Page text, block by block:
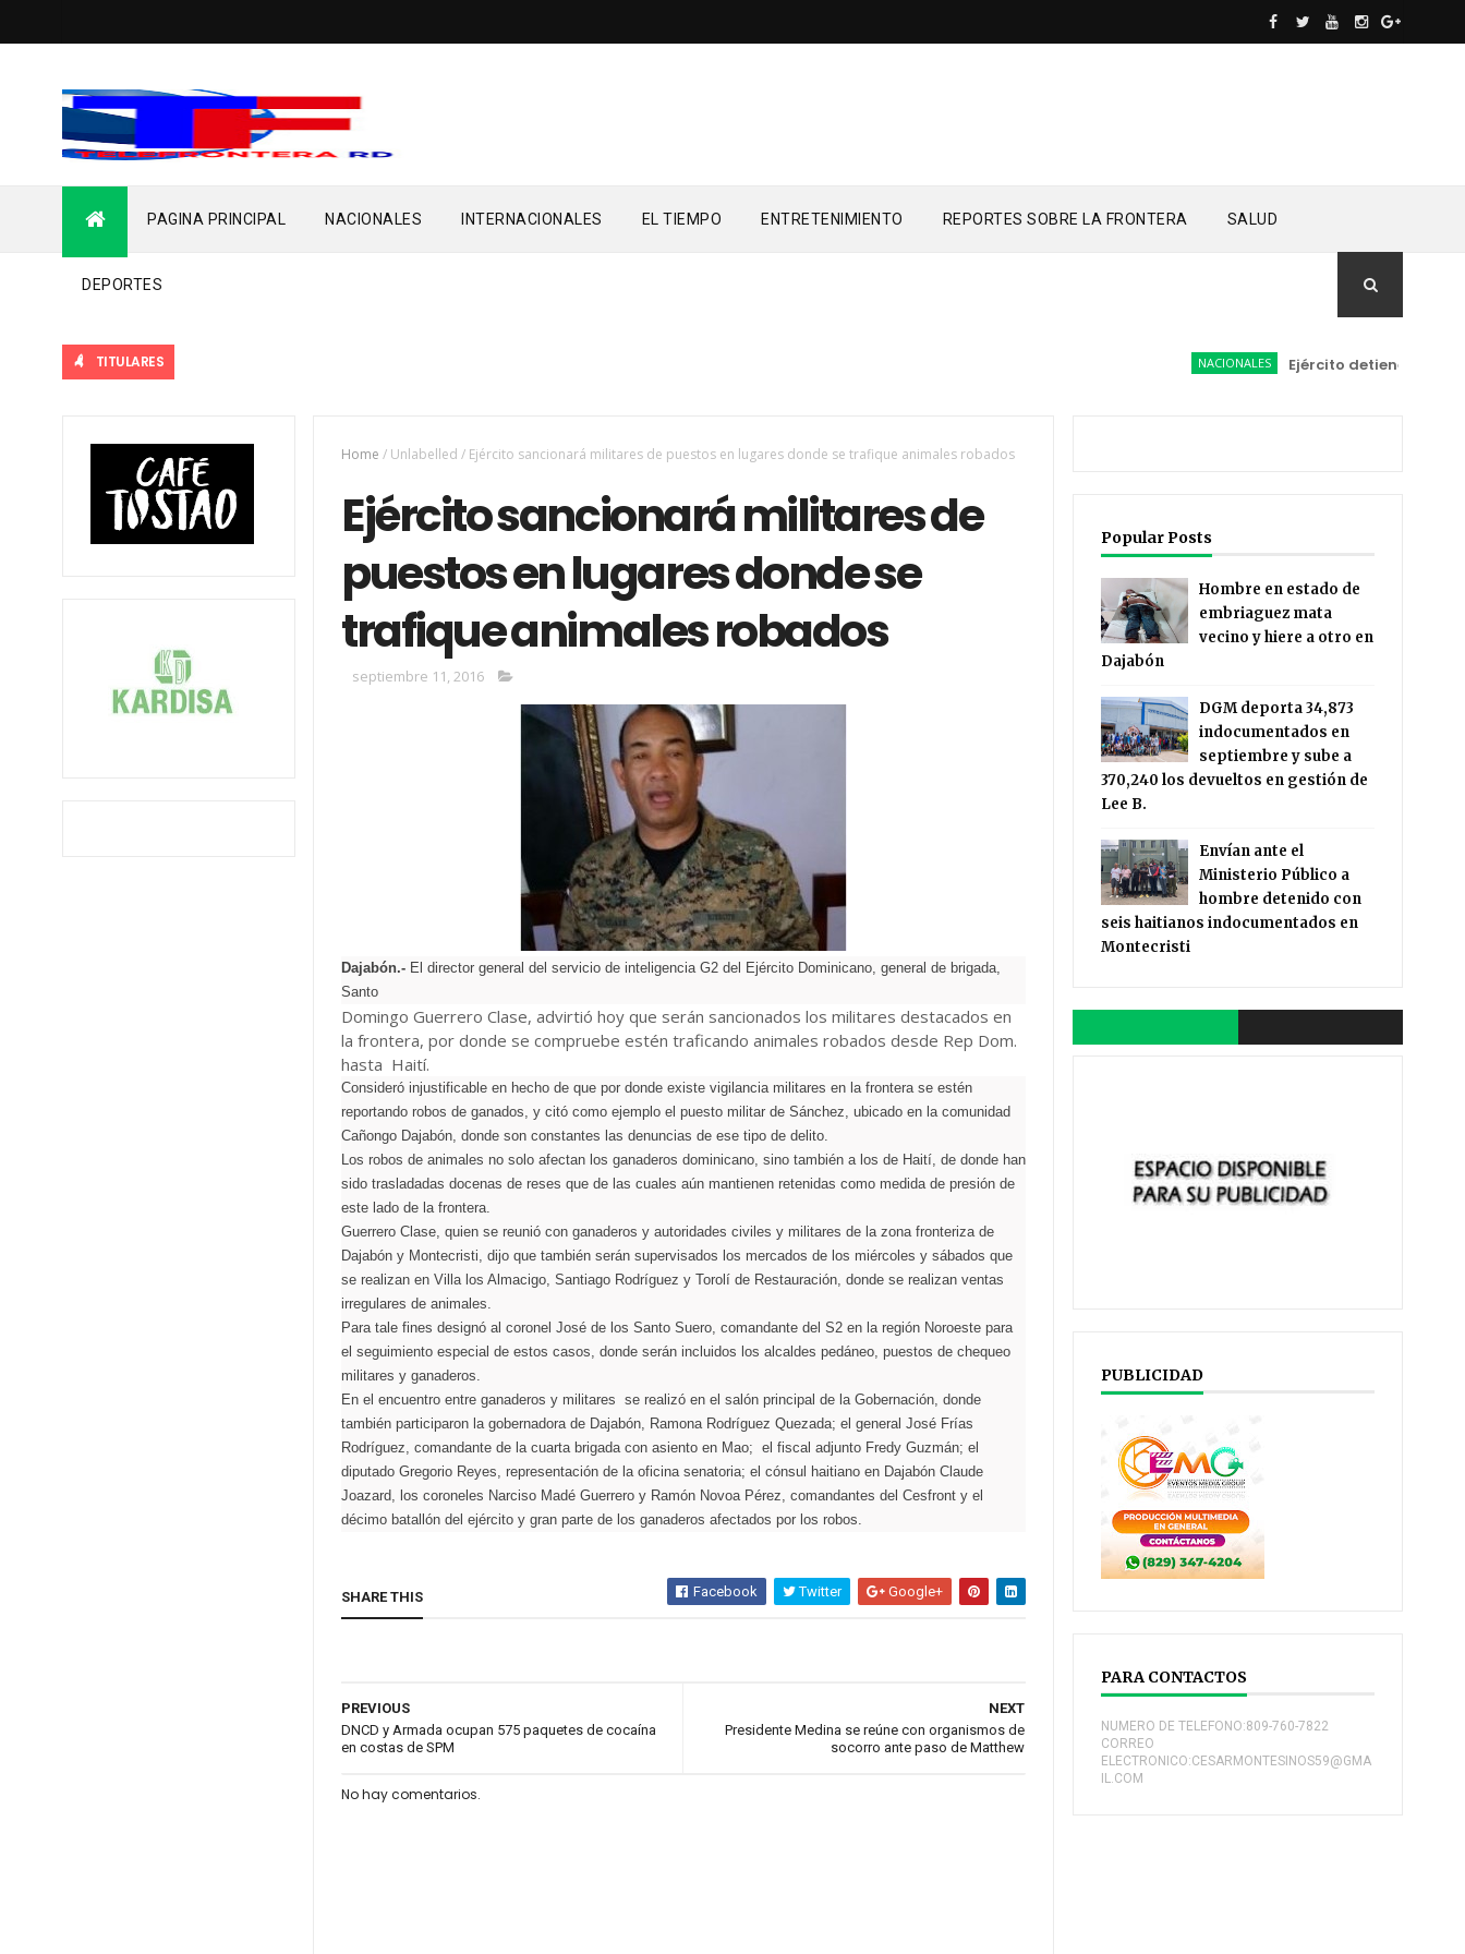
PAGINA PRINCIPAL NACIONALES INTERNACIONALES EL TIEMPO ENTRETENIMIENTO REPORTES SOBRE LA FRONTERA SALUD
DEPORTES
TITULARES NACIONALES Ejército detiene a
Home / Unlabelled/ Ejército sancionará militares de puestos en lugares donde se trafique animales robados
Ejército sancionará militares de
puestos en lugares donde se
trafique animales robados
septiembre 11, 2016
Dajabón.- El director general del servicio de inteligencia G2 del Ejército Dominicano, general de brigada,
Santo
Domingo Guerrero Clase, advirtió hoy que serán sancionados los militares destacados en
la frontera, por donde se compruebe estén traficando animales robados desde Rep Dom.
hasta Haití.
Consideró injustificable en hecho de que por donde existe vigilancia militares en la frontera se estén
reportando robos de ganados, y citó como ejemplo el puesto militar de Sánchez, ubicado en la comunidad
Cañongo Dajabón, donde son constantes las denuncias de ese tipo de delito.
Los robos de animales no solo afectan los ganaderos dominicano, sino también a los de Haití, de donde han
sido trasladadas docenas de reses que de las cuales aún mantienen retenidas como medida de presión de
este lado de la frontera.
Guerrero Clase, quien se reunió con ganaderos y autoridades civiles y militares de la zona fronteriza de
Dajabón y Montecristi, dijo que también serán supervisados los mercados de los miércoles y sábados que
se realizan en Villa los Almacigo, Santiago Rodríguez y Torolí de Restauración, donde se realizan ventas
irregulares de animales.
Para tale fines designó al coronel José de los Santo Suero, comandante del S2 en la región Noroeste para
el seguimiento especial de estos casos, donde serán incluidos los alcaldes pedáneo, puestos de chequeo
militares y ganaderos.
En el encuentro entre ganaderos y militares se realizó en el salón principal de la Gobernación, donde
también participaron la gobernadora de Dajabón, Ramona Rodríguez Quezada; el general José Frías
Rodríguez, comandante de la cuarta brigada con asiento en Mao; el fiscal adjunto Fredy Guzmán; el
diputado Gregorio Reyes, representación de la oficina senatoria; el cónsul haitiano en Dajabón Claude
Joazard, los coroneles Narciso Madé Guerrero y Ramón Novoa Pérez, comandantes del Cesfront y el
décimo batallón del ejército y gran parte de los ganaderos afectados por los robos.
SHARE THIS Facebook Twitter Google+
NEXT
Presidente Medina se reúne con organismos de
socorro ante paso de Matthew
PREVIOUS
DNCD y Armada ocupan 575 paquetes de cocaína
en costas de SPM
No hay comentarios.
Popular Posts
Hombre en estado de
embriaguez mata
vecino y hiere a otro en
Dajabón
DGM deporta 34,873
indocumentados en
septiembre y sube a
370,240 los devueltos en gestión de
Lee B.
Envían ante el
Ministerio Público a
hombre detenido con
seis haitianos indocumentados en
Montecristi
PUBLICIDAD
PARA CONTACTOS
NUMERO DE TELEFONO:809-760-7822
CORREO
ELECTRONICO:CESARMONTESINOS59@GMA
IL.COM